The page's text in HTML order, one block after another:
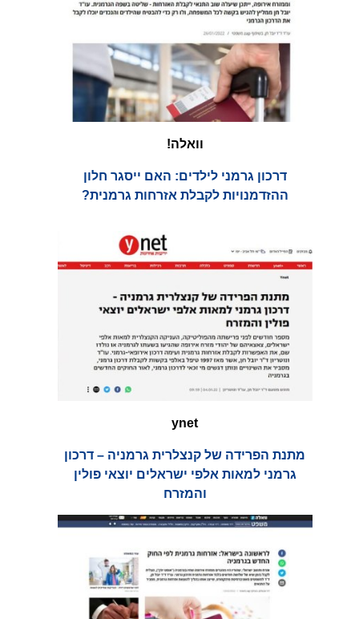
וואלה!
דרכון גרמני לילדים: האם ייסגר חלון
ההזדמנויות לקבלת אזרחות גרמנית?
ynet
מתנת הפרידה של קנצלרית גרמניה – דרכון
גרמני למאות אלפי ישראלים יוצאי פולין
והמזרח